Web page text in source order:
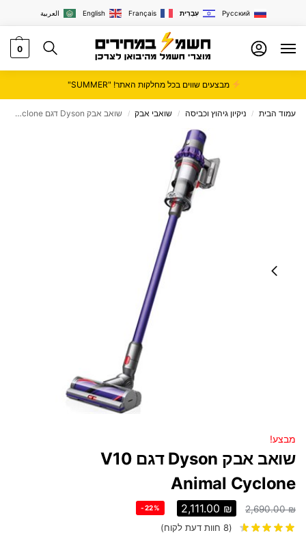
العربية English Français עִבְרִית Русский
0
מבצעים שווים בכל מחלקות האתר! "SUMMER"
עמוד הבית / ניקיון גיהוץ וכביסה / שואבי אבק / שואב אבק Dyson דגם V10 Animal Cyclone
מבצע!
שואב אבק Dyson דגם V10
Animal Cyclone
2,690.00₪
2,111.00 ₪
-22%
(
8 חוות דעת לקוח)